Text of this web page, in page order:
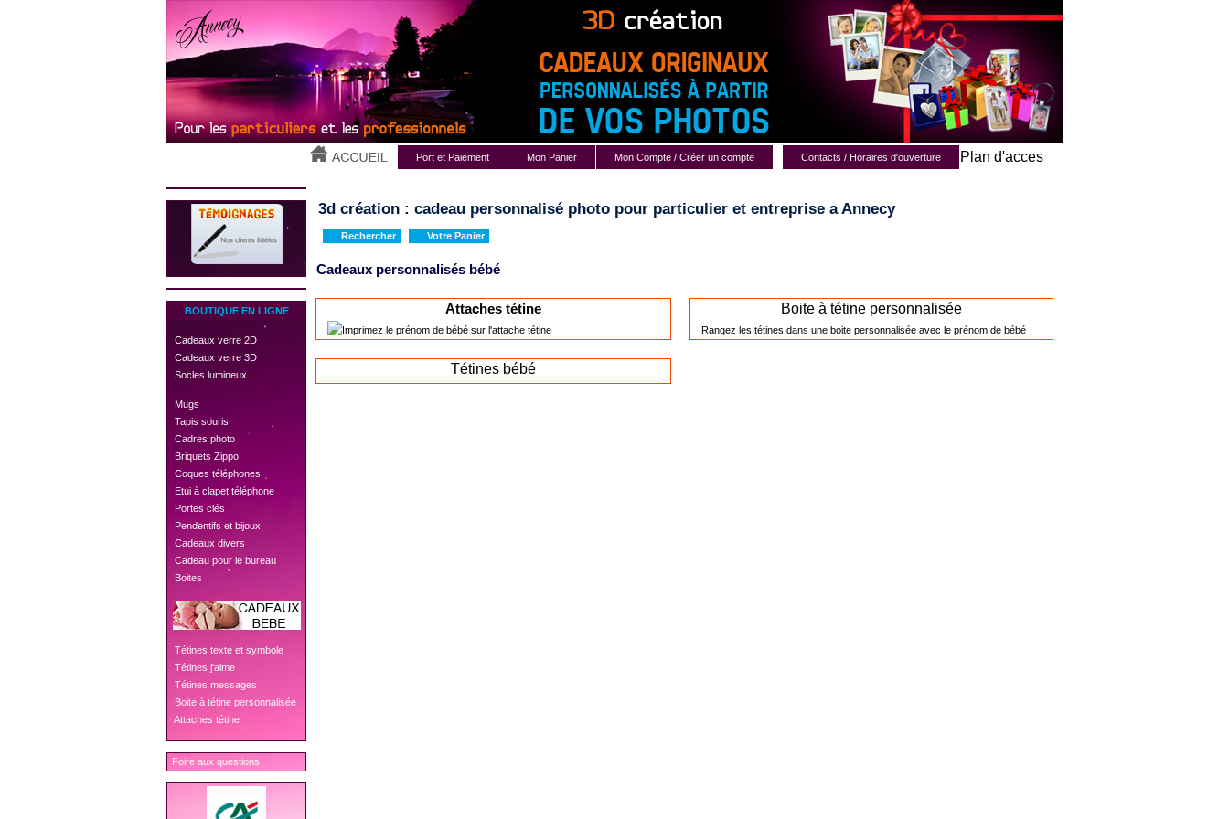
Port et Paiement Mon Panier Mon Compte / Créer un compte Contacts / Horaires d'ouverture Plan d'acces
BOUTIQUE EN LIGNE
 Cadeaux verre 2D
 Cadeaux verre 3D
 Socles lumineux
 Mugs
 Tapis souris
 Cadres photo
 Briquets Zippo
 Coques téléphones
 Etui à clapet téléphone
 Portes clés
 Pendentifs et bijoux
 Cadeaux divers
 Cadeau pour le bureau
 Boites
 Tétines texte et symbole
 Tétines j'aime
 Tétines messages
 Boite à tétine personnalisée
 Attaches tétine
Foire aux questions
3d création : cadeau personnalisé photo pour particulier et entreprise a Annecy
Rechercher Votre Panier
Cadeaux personnalisés bébé
Attaches tétine
Imprimez le prénom de bébé sur l'attache tétine
Boite à tétine personnalisée
Rangez les tétines dans une boite personnalisée avec le prénom de bébé
Tétines bébé